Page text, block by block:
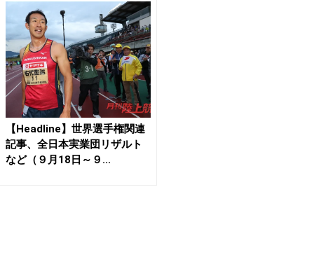
【Headline】世界選手権関連
記事、全日本実業団リザルト
など（９月18日～９...